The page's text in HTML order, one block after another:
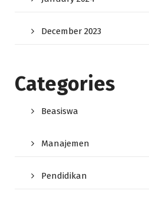
December 2023
Categories
Beasiswa
Manajemen
Pendidikan